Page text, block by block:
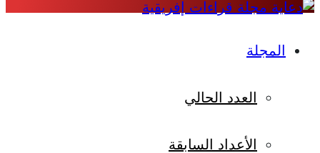
المجلة
العدد الحالي
الأعداد السابقة